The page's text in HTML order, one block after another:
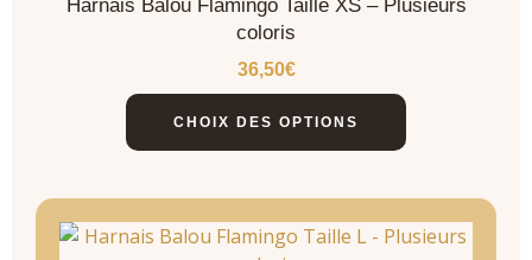
Harnais Balou Flamingo Taille XS – Plusieurs
coloris
36,50€
CHOIX DES OPTIONS